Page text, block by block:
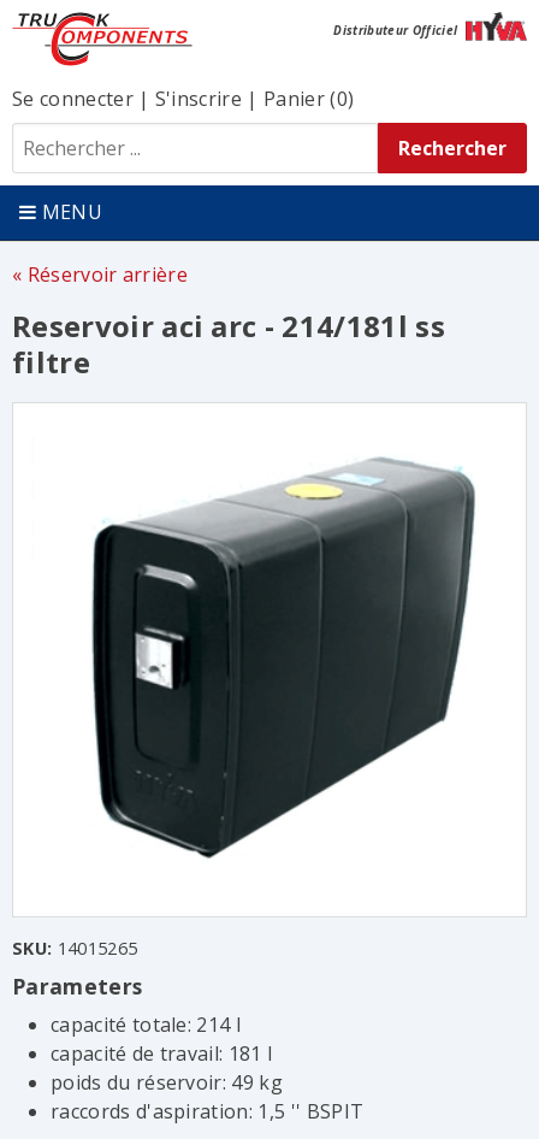
Distributeur Officiel
Se connecter| S'inscrire | Panier (0)
MENU
Réservoir arrière
Reservoir aci arc - 214/181l ss
filtre
SKU: 14015265
Parameters
capacité totale: 214 l
capacité de travail: 181 l
poids du réservoir: 49 kg
raccords d'aspiration: 1,5 '' BSPIT